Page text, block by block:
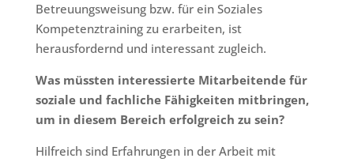
Betreuungsweisung bzw. für ein Soziales
Kompetenztraining zu erarbeiten, ist
herausfordernd und interessant zugleich.
Was müssten interessierte Mitarbeitende für
soziale und fachliche Fähigkeiten mitbringen,
um in diesem Bereich erfolgreich zu sein?
Hilfreich sind Erfahrungen in der Arbeit mit